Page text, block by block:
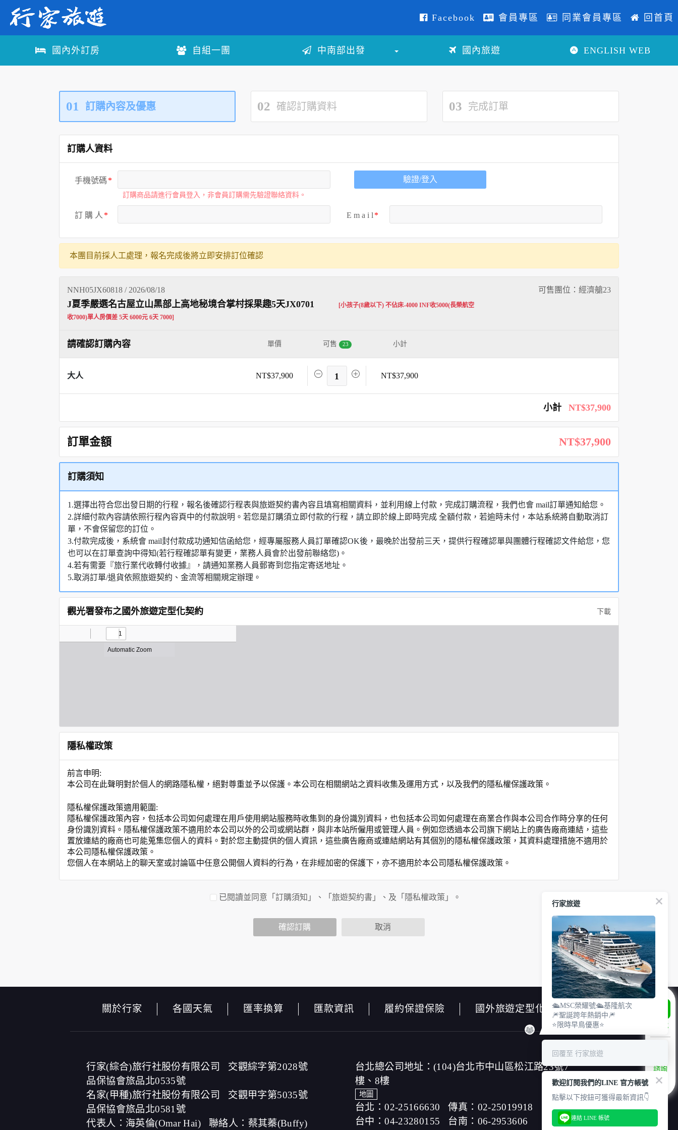
Facebook 會員專區 同業會員專區 回首頁
國內外訂房 自組一團 中南部出發 國內旅遊 ENGLISH WEB
01 訂購內容及優惠 02 確認訂購資料 03 完成訂單
訂購人資料
手機號碼
訂購商品請進行會員登入，非會員訂購需先驗證聯絡資料。
驗證/登入
訂 購 人 E m a i l
本團目前採人工處理，報名完成後將立即安排訂位確認
NNH05JX60818 / 2026/08/18 可售團位：經濟艙23
J夏季嚴選名古屋立山黑部上高地秘境合掌村採果趣5天JX0701
[小孩子(8歲以下) 不佔床-4000 INF收5000(長榮航空
收7000)單人房價差 5天 6000元 6天 7000]
請確認訂購內容 單價 可售 23 小計
大人 NT$37,900 1 NT$37,900
小計 NT$37,900
訂單金額 NT$37,900
訂購須知
1.選擇出符合您出發日期的行程，報名後確認行程表與旅遊契約書內容且填寫相關資料，並利用線上付款，完成訂購流程，我們也會 mail訂單通知給您。
2.詳細付款內容請依照行程內容頁中的付款說明。若您是訂購須立即付款的行程，請立即於線上即時完成 全額付款，若逾時未付，本站系統將自動取消訂
單，不會保留您的訂位。
3.付款完成後，系統會 mail封付款成功通知信函給您，經專屬服務人員訂單確認OK後，最晚於出發前三天，提供行程確認單與團體行程確認文件給您，您
也可以在訂單查詢中得知(若行程確認單有變更，業務人員會於出發前聯絡您)。
4.若有需要『旅行業代收轉付收據』，請通知業務人員郵寄到您指定寄送地址。
5.取消訂單/退貨依照旅遊契約、金流等相關規定辦理。
觀光署發布之國外旅遊定型化契約 下載
隱私權政策
前言申明:
本公司在此聲明對於個人的網路隱私權，絕對尊重並予以保護。本公司在相關網站之資料收集及運用方式，以及我們的隱私權保護政策。
隱私權保護政策適用範圍:
隱私權保護政策內容，包括本公司如何處理在用戶使用網站服務時收集到的身份識別資料，也包括本公司如何處理在商業合作與本公司合作時分享的任何
身份識別資料。隱私權保護政策不適用於本公司以外的公司或網站群，與非本站所僱用或管理人員。例如您透過本公司旗下網站上的廣告廠商連結，這些
置放連結的廠商也可能蒐集您個人的資料。對於您主動提供的個人資訊，這些廣告廠商或連結網站有其個別的隱私權保護政策，其資料處理措施不適用於
本公司隱私權保護政策。
您個人在本網站上的聊天室或討論區中任意公開個人資料的行為，在非經加密的保護下，亦不適用於本公司隱私權保護政策。
為了在本網站提供您最佳的互動性服務，可能會請您提供相關個人的資料，其範圍如下：
於一般瀏覽時，伺服器會自行記錄相關行徑，包括您使用連線設備的 IP 位址、使用時間、使用的瀏覽器、瀏覽及點選資料記錄等，做為我們增進網站服務
為提供精確的服務，我們會將收集的問卷調查內容進行統計與分析，分析結果之統計數據或說明文字呈現，除供內部研究外，我們會視需要公佈統計數據
在您於本網站註冊帳號、使用本網站相關產品、服務、活動或贈獎時，本網站會收集您的個人識別資料，本網站也可以從商業夥伴處取得個人資料。
當客戶在本網站註冊時，我們會取得您的姓名、電話、住址、身份證字號、電子郵件、出生日期、性別、行業等相關資料，當您註冊成功，並登入使用我
們的服務後，我們即取得您的資料。註冊時，本網站取得您的姓名、電話、住址、身份證字號、電子郵件、出生日期、性別、行業等相關資料，當您註冊
成功，並登入使用我們的服務後，本網站即取得您的資料。
其他除了上述，會保留您在上網瀏覽或查詢時，伺服器自行產生的相關記錄，包括您使用連線設備的 IP 位址、使用時間、使用的瀏覽器、瀏覽及點選資料
紀錄等。本網站會對個別連線者的瀏覽器予以標示，歸納使用者瀏覽器在本網站內部所瀏覽的網頁，除非您願意告知您的個人資料，否則本網站不會也無
法將此項記錄和您對應。請您注意，在本網站網刊登廣告之廠商，或與連結本網站，也可能蒐集您個人的資料。對於您主動提供的個人資訊，這些廣告廠
本網站將在事前或註冊登錄取得您的同意後，傳送商業性資料或電子郵件給您。本公司除了在該資料或電子郵件上註明是由本公司發送，也會在該資料或
電子郵件上提供您能隨時停止接收這些資料或電子郵件的方法及說明。
資料使用:
本公司不會向任何人出售或出借您的個人識別資料。
在以下情況下， 本公司會向其他人士或公司提供您的個人識別資料：
已閱讀並同意「訂購須知」、「旅遊契約書」、及「隱私權政策」。
確認訂購 取消
關於行家 各國天氣 匯率換算 匯款資訊 履約保證保險 國外旅遊定型化契約書
行家(綜合)旅行社股份有限公司
交觀綜字第2028號
品保協會旅品北0535號
名家(甲種)旅行社股份有限公司
交觀甲字第5035號
品保協會旅品北0581號
代表人：海英倫(Omar Hai)
聯絡人：蔡其蓁(Buffy)
台北總公司地址：(104)台北市中山區松江路23號7
樓、8樓
地圖
台北：02-25166630
傳真：02-25019918
台中：04-23280155
台南：06-2953606
LINE
諮詢
專線
行家旅遊
🛳️MSC榮耀號🛳️基隆航次
🎆聖誕跨年熱銷中🎆
⭐限時早鳥優惠⭐
回覆至 行家旅遊
歡迎訂閱我們的LINE 官方帳號
點擊以下按鈕可獲得最新資訊👇
連結 LINE 帳號